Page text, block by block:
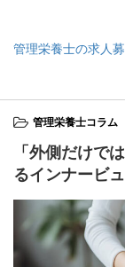
管理栄養士の求人
管理栄養士コラム
「外側だけで
るインナービ